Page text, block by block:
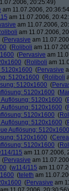
20:25:49)
am 11.07.2006,
am 11.07.2006,
am 11.07.2006,
am 11.07.2006,
(Pervasive am
(Roliboli am
(Pervasive am
(Roliboli am
5120x1600 (Pervasive
5120x1600 (Roliboli
5120x1600 (
5120x1600 (
Auflösung: 5120x1600 (
Auflösung: 5120x1600 (
5120x1600 (
Auflösung: 5120x1600 (
Auflösung: 5120x1600
5120x1600 (
5120x1600 (
115 am 11.07.2006,
(Pervasive am
(w114/115 am
(teleth am
(Pervasive am